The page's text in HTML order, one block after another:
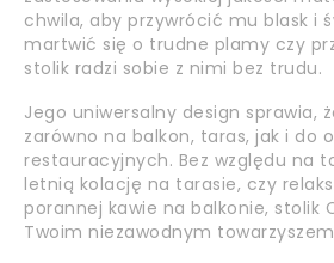
chwila, aby przywrócić mu blask i
martwić się o trudne plamy czy
stolik radzi sobie z nimi bez trudu.
Jego uniwersalny design sprawia,
zarówno na balkon, taras, jak i do
restauracyjnych. Bez względu na
letnią kolację na tarasie, czy
porannej kawie na balkonie, stolik
Twoim niezawodnym